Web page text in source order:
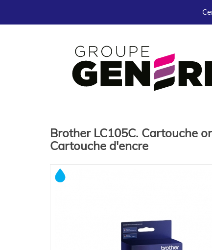
Brother LC105C. Cartouche
Cartouche d'encre